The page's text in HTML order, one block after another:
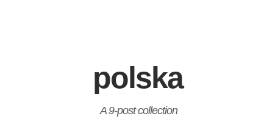
polska
A 9-post collection